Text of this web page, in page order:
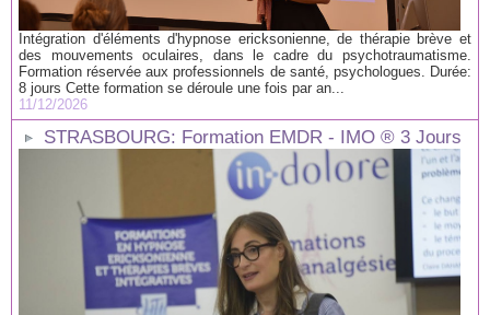
Intégration d'éléments d'hypnose ericksonienne, de thérapie brève et
des mouvements oculaires, dans le cadre du psychotraumatisme.
Formation réservée aux professionnels de santé, psychologues. Durée:
8 jours Cette formation se déroule une fois par an...
11/12/2026
STRASBOURG: Formation EMDR - IMO ® 3 Jours